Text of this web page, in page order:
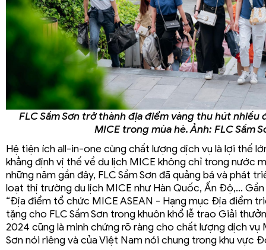
FLC Sầm Sơn trở thành địa điểm vàng thu hút nhiều
MICE trong mùa hè. Ảnh: FLC Sầm
Hệ tiện ích all-in-one cùng chất lượng dịch vụ là lợi thế
khẳng định vị thế về du lịch MICE không chỉ trong nước
những năm gần đây, FLC Sầm Sơn đã quảng bá và phát
loạt thị trường du lịch MICE như Hàn Quốc, Ấn Độ,...
“Địa điểm tổ chức MICE ASEAN - Hạng mục Địa điểm
tặng cho FLC Sầm Sơn trong khuôn khổ lễ trao Giải
2024 cũng là minh chứng rõ ràng cho chất lượng dịch vụ
Sơn nói riêng và của Việt Nam nói chung trong khu vực